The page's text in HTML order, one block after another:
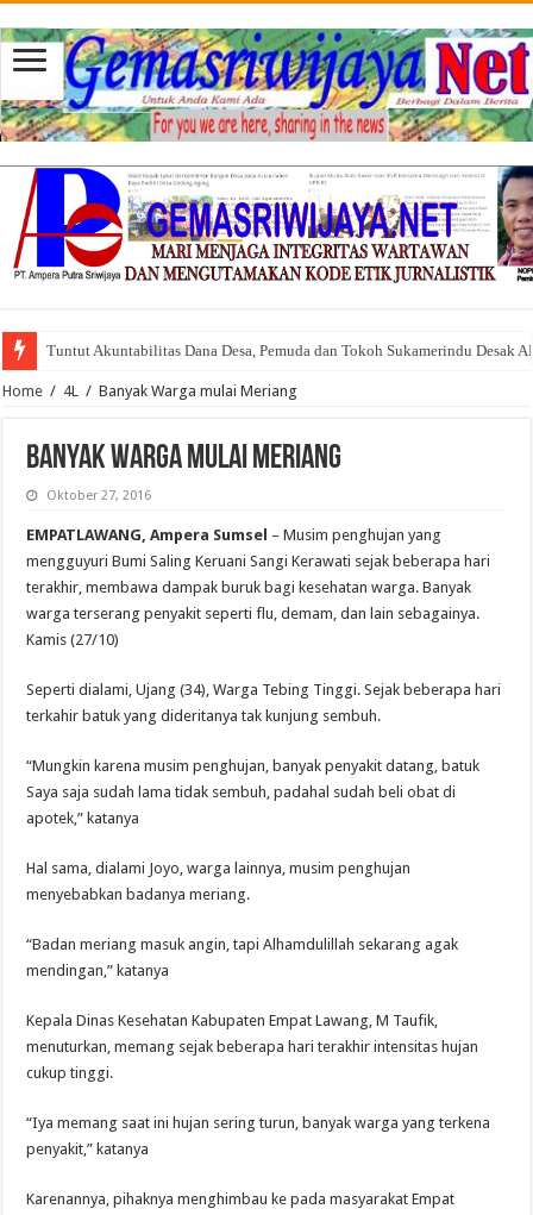
Tuntut Akuntabilitas Dana Desa, Pemuda dan Tokoh Sukamerindu Desak
Home / 4L / Banyak Warga mulai Meriang
Banyak Warga mulai Meriang
Oktober 27, 2016
EMPATLAWANG, Ampera Sumsel – Musim penghujan yang
mengguyuri Bumi Saling Keruani Sangi Kerawati sejak beberapa hari
terakhir, membawa dampak buruk bagi kesehatan warga. Banyak
warga terserang penyakit seperti flu, demam, dan lain sebagainya.
Kamis (27/10)
Seperti dialami, Ujang (34), Warga Tebing Tinggi. Sejak beberapa hari
terkahir batuk yang dideritanya tak kunjung sembuh.
“Mungkin karena musim penghujan, banyak penyakit datang, batuk
Saya saja sudah lama tidak sembuh, padahal sudah beli obat di
apotek,” katanya
Hal sama, dialami Joyo, warga lainnya, musim penghujan
menyebabkan badanya meriang.
“Badan meriang masuk angin, tapi Alhamdulillah sekarang agak
mendingan,” katanya
Kepala Dinas Kesehatan Kabupaten Empat Lawang, M Taufik,
menuturkan, memang sejak beberapa hari terakhir intensitas hujan
cukup tinggi.
“Iya memang saat ini hujan sering turun, banyak warga yang terkena
penyakit,” katanya
Karenannya, pihaknya menghimbau ke pada masyarakat Empat